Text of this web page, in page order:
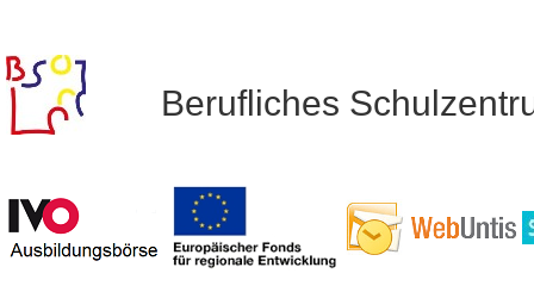
Berufliches